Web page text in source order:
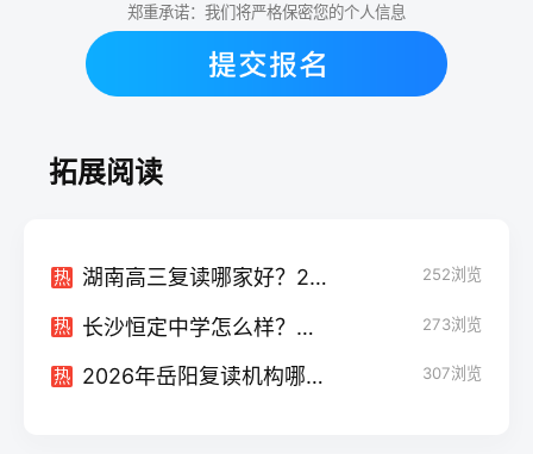
郑重承诺：我们将严格保密您的个人信息
拓展阅读
热 湖南高三复读哪家好？2026年湖南复读学校选择指南（复读招生网权威推荐） 252浏览
热 长沙恒定中学怎么样？深度测评复读教学质量与提分效果（2026参考） 273浏览
热 2026年岳阳复读机构哪儿好？五大标准+口碑机构深度对比 307浏览